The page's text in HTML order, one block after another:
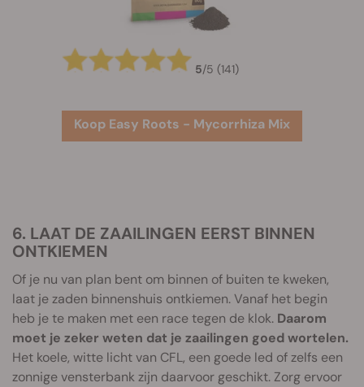
5/5 (141)
Koop Easy Roots - Mycorrhiza Mix
6. LAAT DE ZAAILINGEN EERST BINNEN
ONTKIEMEN
Of je nu van plan bent om binnen of buiten te kweken,
laat je zaden binnenshuis ontkiemen. Vanaf het begin
heb je te maken met een race tegen de klok. Daarom
moet je zeker weten dat je zaailingen goed wortelen.
Het koele, witte licht van CFL, een goede led of zelfs een
zonnige vensterbank zijn daarvoor geschikt. Zorg ervoor